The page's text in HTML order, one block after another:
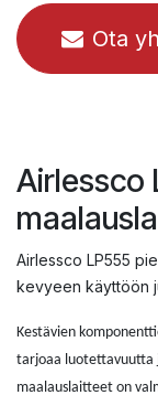
Ota
Airlessco
Airlessco LP555
kevyeen käyttöön
Kestävien
tarjoaa luotettavuutta
maalauslaitteet on